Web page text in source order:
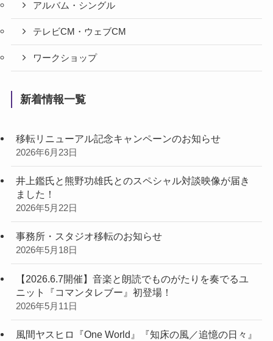
アルバム・シングル
テレビCM・ウェブCM
ワークショップ
新着情報一覧
移転リニューアル記念キャンペーンのお知らせ
2026年6月23日
井上鑑氏と熊野功雄氏とのスペシャル対談映像が届き
ました！
2026年5月22日
事務所・スタジオ移転のお知らせ
2026年5月18日
【2026.6.7開催】音楽と朗読でものがたりを奏でるユ
ニット『コマンタレブー』初登場！
2026年5月11日
風間ヤスヒロ『One World』『知床の風／追憶の日々』